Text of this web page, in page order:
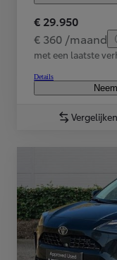
€ 29.950
€ 360 /maand
met een laatste
Details
Vergelijken